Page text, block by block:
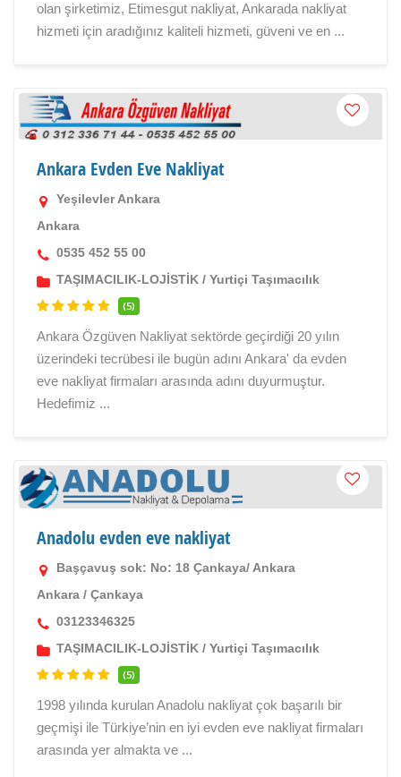
olan şirketimiz, Etimesgut nakliyat, Ankarada nakliyat
hizmeti için aradığınız kaliteli hizmeti, güveni ve en ...
Ankara Evden Eve Nakliyat
Yeşilevler Ankara
Ankara
0535 452 55 00
TAŞIMACILIK-LOJİSTİK / Yurtiçi Taşımacılık
(5)
Ankara Özgüven Nakliyat sektörde geçirdiği 20 yılın
üzerindeki tecrübesi ile bugün adını Ankara' da evden
eve nakliyat firmaları arasında adını duyurmuştur.
Hedefimiz ...
Anadolu evden eve nakliyat
Başçavuş sok: No: 18 Çankaya/ Ankara
Ankara / Çankaya
03123346325
TAŞIMACILIK-LOJİSTİK / Yurtiçi Taşımacılık
(5)
1998 yılında kurulan Anadolu nakliyat çok başarılı bir
geçmişi ile Türkiye’nin en iyi evden eve nakliyat firmaları
arasında yer almakta ve ...